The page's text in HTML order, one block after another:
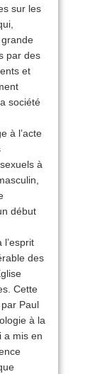
sur les
par des
et
société
à l’acte
à
début
des
Cette
Paul
à la
a mis en